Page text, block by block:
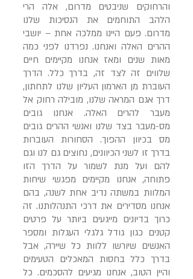
והרחוקים שניבטים מדרום, אלה הרי
הלהב התוחמים את הנסיכות שלנו
מדרום. פעם היינו ממלכה אחת – יושבי
ההרים האלה ואנחנו. נפרדנו לפני כמה
מאות שנים ומאז אנחנו מקיימים חיים
שלווים זה לצד זה, בדרך כלל. הדרך
העוברת מן הארמון העליון שלנו לתחתון,
דרך אגם המראה שלנו, מובילה רחוק אל
מעבר להרים האלה. אנחנו גובים
מס-מעבר בצד שלנו ואנשי ההרים גובים
מס בכיוון ההפוך. הסחורות העוברות
בדרך זו לשני הכיוונים, נחוצים גם לנו וגם
להם ועל מנת לשמור על הדרך הזו
פתוחה, אנחנו מקיימים מפגשי שיחות
המלוות במשתה נדיב אחת לשנה, בהם
אנחנו מסדירים את דרכי התנהלותנו. זה
כרוך בדיונים מייגעים ביותר על פרטים
קטנים כגון גודל גלגלי העגלות ומספר
האנשים שיורשו ללוות כל שיירה, אבל
בדרך כלל בחסות המאכלים הטעימים
והיין הטוב, אנחנו מגיעים להסכמים. כל